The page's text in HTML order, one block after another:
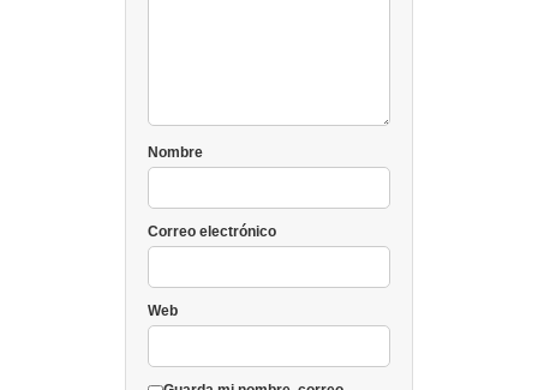
Nombre
Correo electrónico
Web